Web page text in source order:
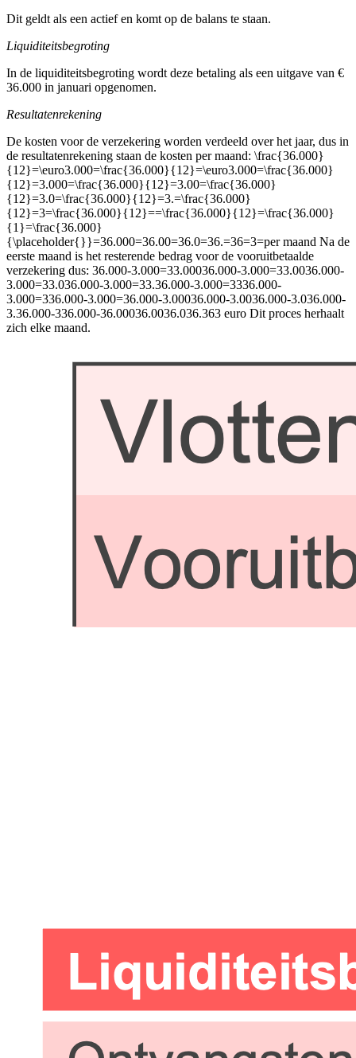
Dit geldt als een actief en komt op de balans te staan.
Liquiditeitsbegroting
In de liquiditeitsbegroting wordt deze betaling als een uitgave van €
36.000 in januari opgenomen.
Resultatenrekening
De kosten voor de verzekering worden verdeeld over het jaar, dus in
de resultatenrekening staan de kosten per maand: \frac{36.000}
{12}=\euro3.000=\frac{36.000}{12}=\euro3.000=\frac{36.000}
{12}=3.000=\frac{36.000}{12}=3.00=\frac{36.000}
{12}=3.0=\frac{36.000}{12}=3.=\frac{36.000}
{12}=3=\frac{36.000}{12}==\frac{36.000}{12}=\frac{36.000}
{1}=\frac{36.000}
{\placeholder{}}=36.000=36.00=36.0=36.=36=3=per maand Na de
eerste maand is het resterende bedrag voor de vooruitbetaalde
verzekering dus: 36.000-3.000=33.00036.000-3.000=33.0036.000-
3.000=33.036.000-3.000=33.36.000-3.000=3336.000-
3.000=336.000-3.000=36.000-3.00036.000-3.0036.000-3.036.000-
3.36.000-336.000-36.00036.0036.036.363 euro Dit proces herhaalt
zich elke maand.